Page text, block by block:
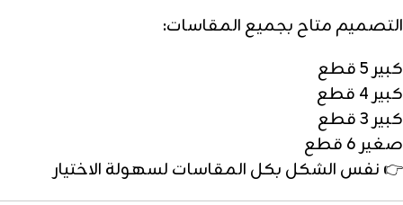
التصميم متاح بجميع المقاسات:
كبير 5 قطع
كبير 4 قطع
كبير 3 قطع
صغير 6 قطع
👉 نفس الشكل بكل المقاسات لسهولة الاختيار